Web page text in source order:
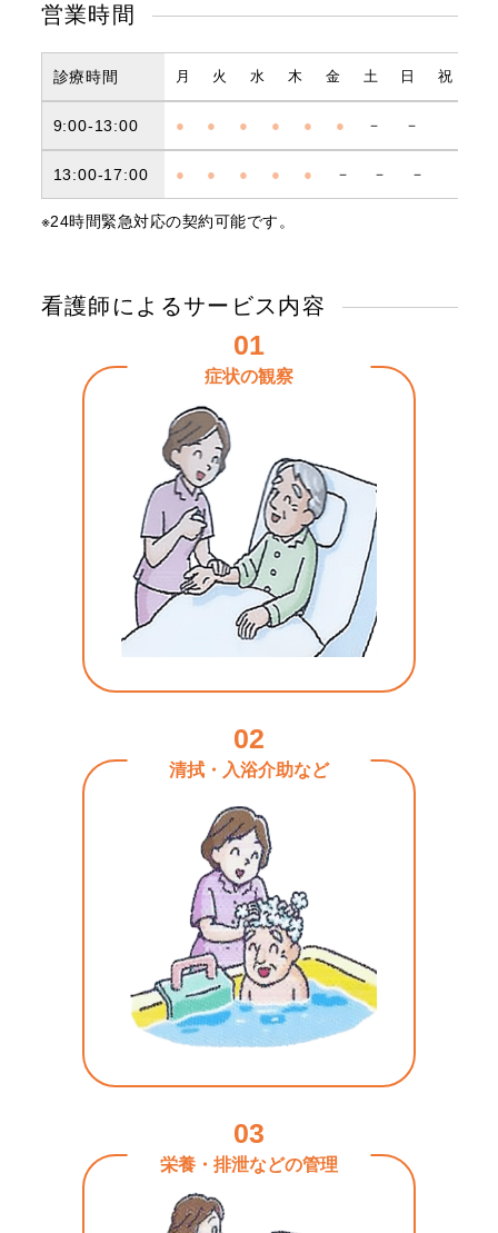
営業時間
診療時間 月 火 水 木 金 土 日 祝
9:00-13:00 ● ● ● ● ● ● － －
13:00-17:00 ● ● ● ● ● － － －
※24時間緊急対応の契約可能です。
看護師によるサービス内容
01
症状の観察
02
清拭・入浴介助など
03
栄養・排泄などの管理